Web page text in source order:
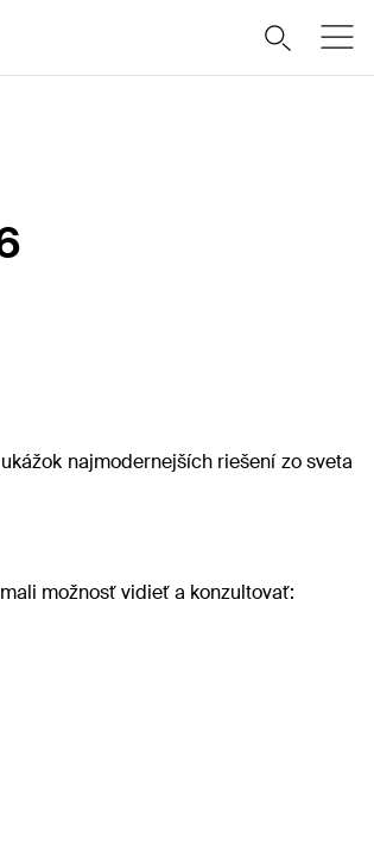
najmodernejších riešení zo sveta
možnosť vidieť a konzultovať: